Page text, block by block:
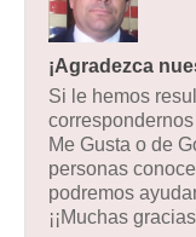
¡Agradezca
Si le hemos
Me Gusta o de
personas
podremos
¡¡Muchas